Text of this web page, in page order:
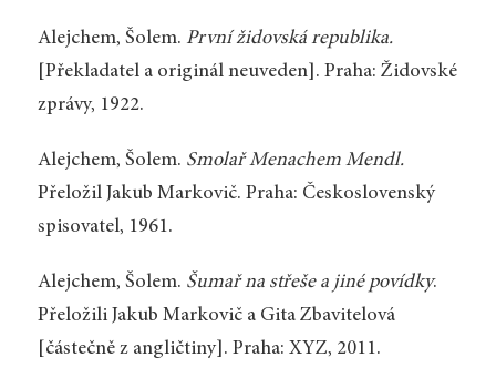
Alejchem, Šolem. První židovská republika.
[Překladatel a originál neuveden]. Praha: Židovské
zprávy, 1922.
Alejchem, Šolem. Smolař Menachem Mendl.
Přeložil Jakub Markovič. Praha: Československý
spisovatel, 1961.
Alejchem, Šolem. Šumař na střeše a jiné povídky.
Přeložili Jakub Markovič a Gita Zbavitelová
[částečně z angličtiny]. Praha: XYZ, 2011.